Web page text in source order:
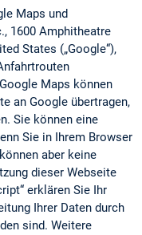
Maps und
1600 Amphitheatre
States („Google“),
Maps können
an Google übertragen,
Sie können eine
Sie in Ihrem Browser
aber keine
dieser Webseite
erklären Sie Ihr
Ihrer Daten durch
sind. Weitere